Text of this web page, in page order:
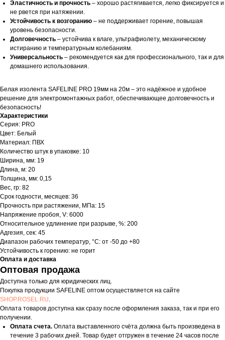
Эластичность и прочность – хорошо растягивается, легко фиксируется и
не рвется при натяжении.
Устойчивость к возгоранию – не поддерживает горение, повышая
уровень безопасности.
Долговечность – устойчива к влаге, ультрафиолету, механическому
истиранию и температурным колебаниям.
Универсальность – рекомендуется как для профессионального, так и для
домашнего использования.
Белая изолента SAFELINE PRO 19мм на 20м – это надёжное и удобное
решение для электромонтажных работ, обеспечивающее долговечность и
безопасность!
Характеристики
Серия: PRO
Цвет: Белый
Материал: ПВХ
Количество штук в упаковке: 10
Ширина, мм: 19
Длина, м: 20
Толщина, мм: 0,15
Вес, гр: 82
Срок годности, месяцев: 36
Прочность при растяжении, МПа: 15
Напряжение пробоя, V: 6000
Относительное удлинение при разрыве, %: 200
Адгезия, сек: 45
Диапазон рабочих температур, °С: от -50 до +80
Устойчивость к горению: не горит
Оплата и доставка
Оптовая продажа
Доступна только для юридических лиц.
Покупка продукции SAFELINE оптом осуществляется на сайте
SHOP.ROSEL.RU.
Оплата товаров доступна как сразу после оформления заказа, так и при его
получении.
Оплата счета. Оплата выставленного счёта должна быть произведена в
течение 3 рабочих дней. Товар будет отгружен в течение 24 часов после